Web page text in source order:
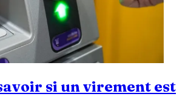
si un virement est